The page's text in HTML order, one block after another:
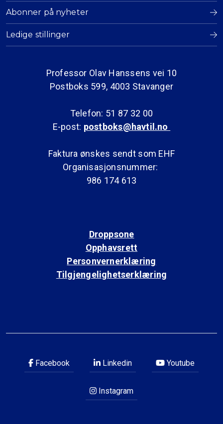
Abonner på nyheter
Ledige stillinger
Professor Olav Hanssens vei 10
Postboks 599, 4003 Stavanger
Telefon: 51 87 32 00
E-post: postboks@havtil.no
Faktura ønskes sendt som EHF
Organisasjonsnummer:
986 174 613
Droppsone
Opphavsrett
Personvernerklæring
Tilgjengelighetserklæring
Facebook Linkedin Youtube
Instagram